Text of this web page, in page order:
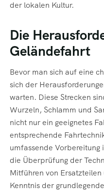
der lokalen Kultur.
Die
Geländefahrt
Bevor man sich auf eine
sich der
warten. Diese Strecken
Wurzeln, Schlamm und
nicht nur ein geeignetes
entsprechende
umfassende Vorbereitung
die Überprüfung der
Mitführen von
Kenntnis der